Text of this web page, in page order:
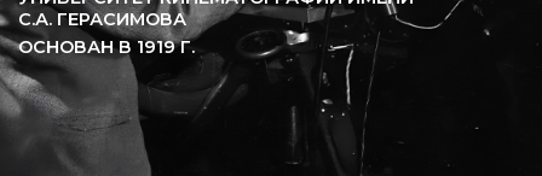
С.А. ГЕРАСИМОВА
ОСНОВАН В 1919Г.